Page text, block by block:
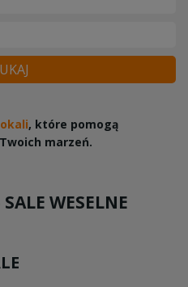
, które pomogą
marzeń.
SALE WESELNE